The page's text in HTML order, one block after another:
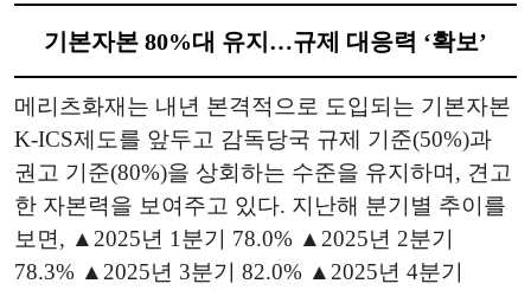
기본자본 80%대 유지…규제 대응력 ‘확보’
메리츠화재는 내년 본격적으로 도입되는 기본자본
K-ICS제도를 앞두고 감독당국 규제 기준(50%)과
권고 기준(80%)을 상회하는 수준을 유지하며, 견고
한 자본력을 보여주고 있다. 지난해 분기별 추이를
보면, ▲2025년 1분기 78.0% ▲2025년 2분기
78.3% ▲2025년 3분기 82.0% ▲2025년 4분기